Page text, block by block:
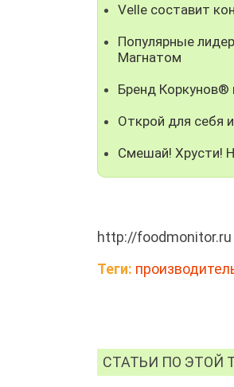
Velle составит
Популярные
Магнатом
Бренд
Открой для себя
Смешай! Хрусти!
http://foodmonitor.ru
Теги:
СТАТЬИ ПО ЭТОЙ